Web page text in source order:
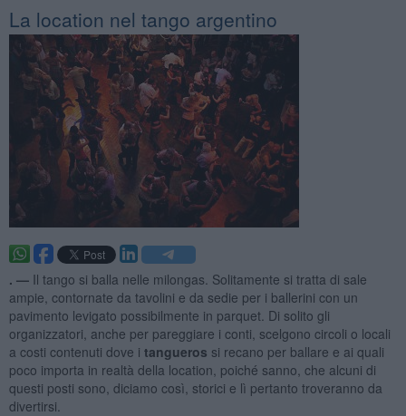
La location nel tango argentino
. — Il tango si balla nelle milongas. Solitamente si tratta di sale
ampie, contornate da tavolini e da sedie per i ballerini con un
pavimento levigato possibilmente in parquet. Di solito gli
organizzatori, anche per pareggiare i conti, scelgono circoli o locali
a costi contenuti dove i tangueros si recano per ballare e ai quali
poco importa in realtà della location, poiché sanno, che alcuni di
questi posti sono, diciamo così, storici e lì pertanto troveranno da
divertirsi.